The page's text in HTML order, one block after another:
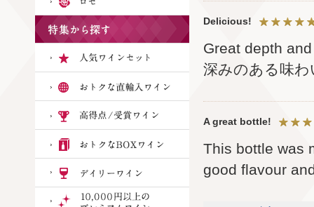
Delicious!
Great depth
深みのある味
A great bottle!
This bottle was
good flavour